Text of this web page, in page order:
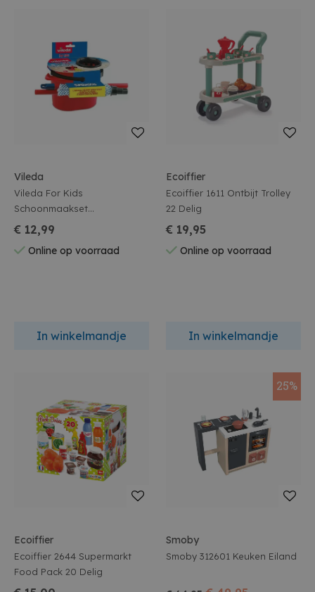
Vileda
Vileda For Kids
Schoonmaakset
Schoonmaakmop + Emmer
€ 12,99
Online op voorraad
In winkelmandje
Ecoiffier
Ecoiffier 1611 Ontbijt Trolley
22 Delig
€ 19,95
Online op voorraad
In winkelmandje
Ecoiffier
Ecoiffier 2644 Supermarkt
Food Pack 20 Delig
25%
Smoby
Smoby 312601 Keuken Eiland